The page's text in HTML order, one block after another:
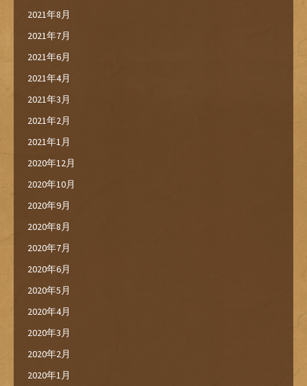
2021年8月
2021年7月
2021年6月
2021年4月
2021年3月
2021年2月
2021年1月
2020年12月
2020年10月
2020年9月
2020年8月
2020年7月
2020年6月
2020年5月
2020年4月
2020年3月
2020年2月
2020年1月